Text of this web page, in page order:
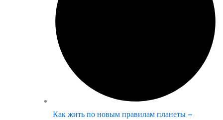
Как жить по новым правилам планеты –